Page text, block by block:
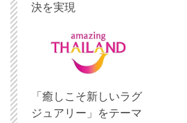
決を実現
「癒しこそ新しいラグ
ジュアリー」をテーマ